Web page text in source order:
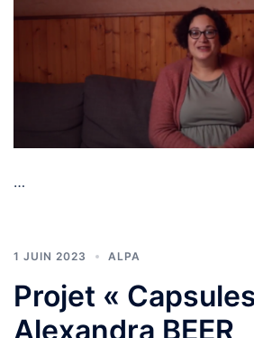
…
1 JUIN 2023 ALPA
Projet «
Alexandra BEER